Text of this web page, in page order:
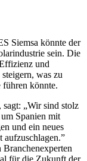
Siemsa könnte der
sein. Die
und
was zu
führen könnte.
„Wir sind stolz
Spanien mit
und ein neues
aufzuschlagen.”